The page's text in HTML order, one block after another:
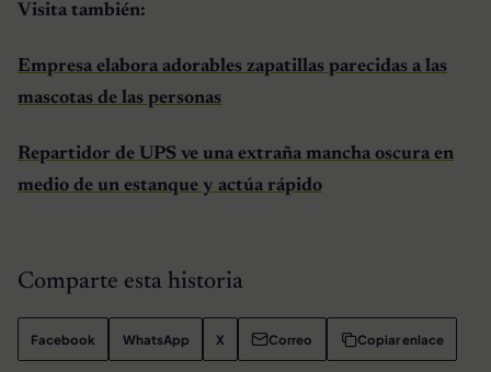
Visita también:
Empresa elabora adorables zapatillas parecidas a las
mascotas de las personas
Repartidor de UPS ve una extraña mancha oscura en
medio de un estanque y actúa rápido
Comparte esta historia
Facebook WhatsApp X Correo Copiar enlace